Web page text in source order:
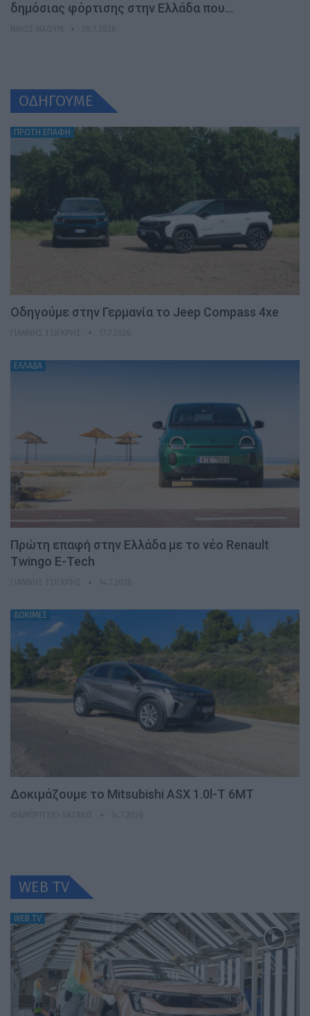
δημόσιας φόρτισης στην Ελλάδα που…
ΟΔΗΓΟΥΜΕ
ΠΡΩΤΗ ΕΠΑΦΗ
Οδηγούμε στην Γερμανία το Jeep Compass 4xe
ΕΛΛΑΔΑ
Πρώτη επαφή στην Ελλάδα με το νέο Renault
Twingo E-Tech
ΔΟΚΙΜΕΣ
Δοκιμάζουμε το Mitsubishi ASX 1.0l-T 6MT
WEB TV
WEB TV